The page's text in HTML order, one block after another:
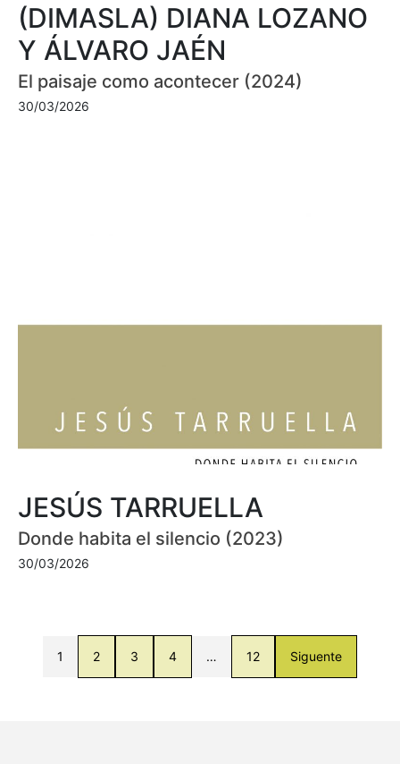
(DIMASLA) DIANA LOZANO
Y ÁLVARO JAÉN
El paisaje como acontecer (2024)
30/03/2026
JESÚS TARRUELLA
Donde habita el silencio (2023)
30/03/2026
1 2 3 4 … 12 Siguente